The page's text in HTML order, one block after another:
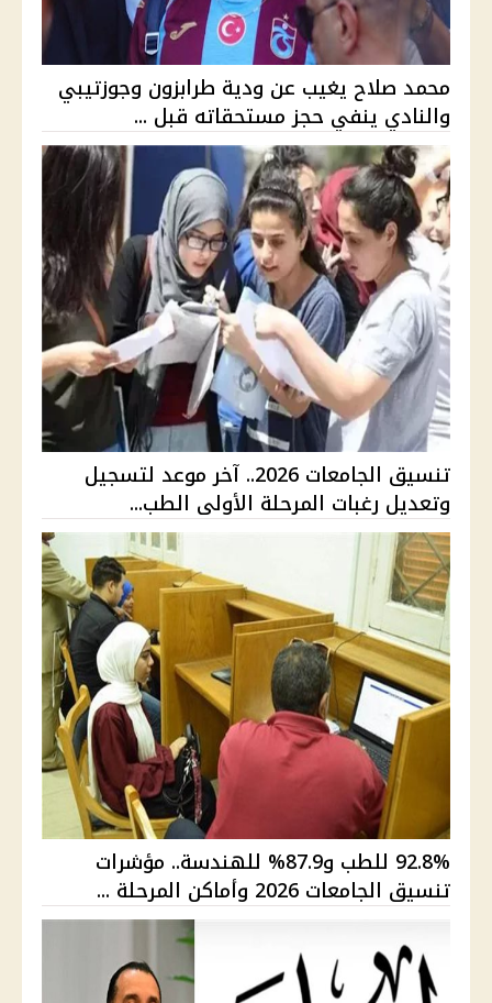
محمد صلاح يغيب عن ودية طرابزون وجوزتيبي
والنادي ينفي حجز مستحقاته قبل ...
تنسيق الجامعات 2026.. آخر موعد لتسجيل
وتعديل رغبات المرحلة الأولى الطب...
92.8% للطب و87.9% للهندسة.. مؤشرات
تنسيق الجامعات 2026 وأماكن المرحلة ...